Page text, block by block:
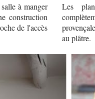
à manger
construction
de l'accès
Les
au plâtre.